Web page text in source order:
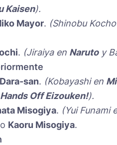
Kaisen).
Mayor. (Shinobu
. (Jiraiya en Narutoy
Dara-san. (Kobayashi en
Off Eizouken!).
Misogiya. (Yui Funami
Kaoru Misogiya.